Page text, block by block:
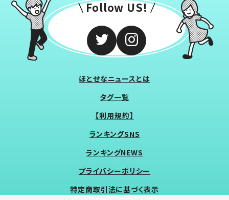
Follow US!
ほとせなニュースとは
タグ一覧
【利用規約】
ランキングSNS
ランキングNEWS
プライバシーポリシー
特定商取引法に基づく表示